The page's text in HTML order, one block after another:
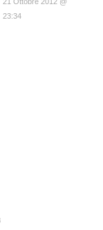
23:34